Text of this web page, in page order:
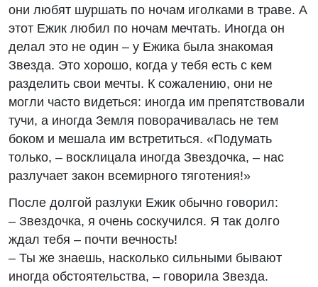
они любят шуршать по ночам иголками в траве. А
этот Ежик любил по ночам мечтать. Иногда он
делал это не один – у Ежика была знакомая
Звезда. Это хорошо, когда у тебя есть с кем
разделить свои мечты. К сожалению, они не
могли часто видеться: иногда им препятствовали
тучи, а иногда Земля поворачивалась не тем
боком и мешала им встретиться. «Подумать
только, – восклицала иногда Звездочка, – нас
разлучает закон всемирного тяготения!»
После долгой разлуки Ежик обычно говорил:
– Звездочка, я очень соскучился. Я так долго
ждал тебя – почти вечность!
– Ты же знаешь, насколько сильными бывают
иногда обстоятельства, – говорила Звезда.